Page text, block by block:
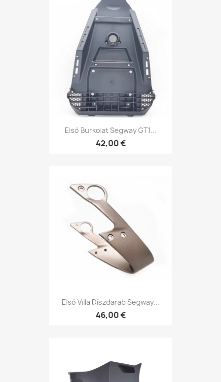
Első Burkolat Segway GT1...
42,00 €
Első Villa Díszdarab Segway...
46,00 €